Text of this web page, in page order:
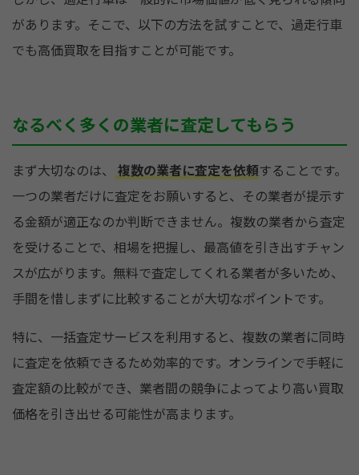
があります。そこで、以下の方法を試すことで、過走行車
でも高価買取を目指すことが可能です。
なるべく多くの業者に査定してもらう
まず大切なのは、 複数の業者に査定を依頼することです。
一つの業者だけに査定をお願いすると、その業者が提示す
る金額が適正なのか判断できません。複数の業者から査定
を受けることで、相場を把握し、最高値を引き出すチャン
スが広がります。無料で査定してくれる業者が多いため、
手間を惜しまずに比較することが大切なポイントです。
特に、一括査定サービスを利用すると、複数の業者に同時
に査定を依頼できるため効率的です。オンラインで手軽に
査定額の比較ができ、業者間の競争によってより高い買取
価格を引き出せる可能性が高まります。